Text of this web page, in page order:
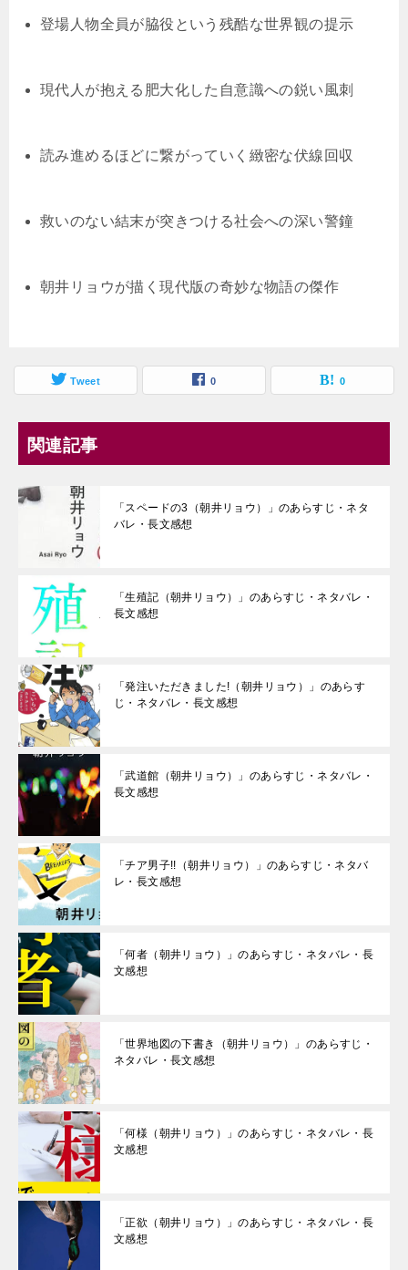
登場人物全員が脇役という残酷な世界観の提示
現代人が抱える肥大化した自意識への鋭い風刺
読み進めるほどに繋がっていく緻密な伏線回収
救いのない結末が突きつける社会への深い警鐘
朝井リョウが描く現代版の奇妙な物語の傑作
Tweet 0 0
関連記事
「スペードの3（朝井リョウ）」のあらすじ・ネタ
バレ・長文感想
「生殖記（朝井リョウ）」のあらすじ・ネタバレ・
長文感想
「発注いただきました!（朝井リョウ）」のあらす
じ・ネタバレ・長文感想
「武道館（朝井リョウ）」のあらすじ・ネタバレ・
長文感想
「チア男子!!（朝井リョウ）」のあらすじ・ネタバ
レ・長文感想
「何者（朝井リョウ）」のあらすじ・ネタバレ・長
文感想
「世界地図の下書き（朝井リョウ）」のあらすじ・
ネタバレ・長文感想
「何様（朝井リョウ）」のあらすじ・ネタバレ・長
文感想
「正欲（朝井リョウ）」のあらすじ・ネタバレ・長
文感想